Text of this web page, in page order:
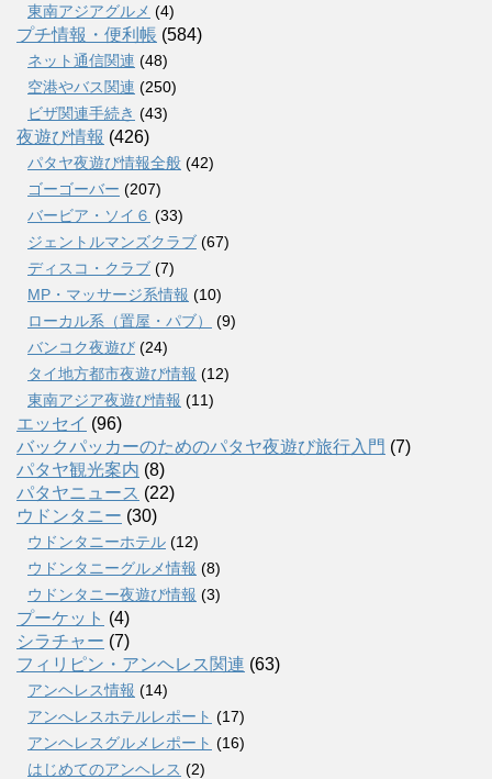
東南アジアグルメ (4)
プチ情報・便利帳 (584)
ネット通信関連 (48)
空港やバス関連 (250)
ビザ関連手続き (43)
夜遊び情報 (426)
パタヤ夜遊び情報全般 (42)
ゴーゴーバー (207)
バービア・ソイ６ (33)
ジェントルマンズクラブ (67)
ディスコ・クラブ (7)
MP・マッサージ系情報 (10)
ローカル系（置屋・パブ）
(9)
バンコク夜遊び (24)
タイ地方都市夜遊び情報 (12)
東南アジア夜遊び情報 (11)
エッセイ (96)
バックパッカーのためのパタヤ夜遊び旅行入門 (7)
パタヤ観光案内 (8)
パタヤニュース (22)
ウドンタニー (30)
ウドンタニーホテル (12)
ウドンタニーグルメ情報 (8)
ウドンタニー夜遊び情報 (3)
プーケット (4)
シラチャー (7)
フィリピン・アンヘレス関連 (63)
アンヘレス情報 (14)
アンへレスホテルレポート (17)
アンヘレスグルメレポート (16)
はじめてのアンヘレス (2)